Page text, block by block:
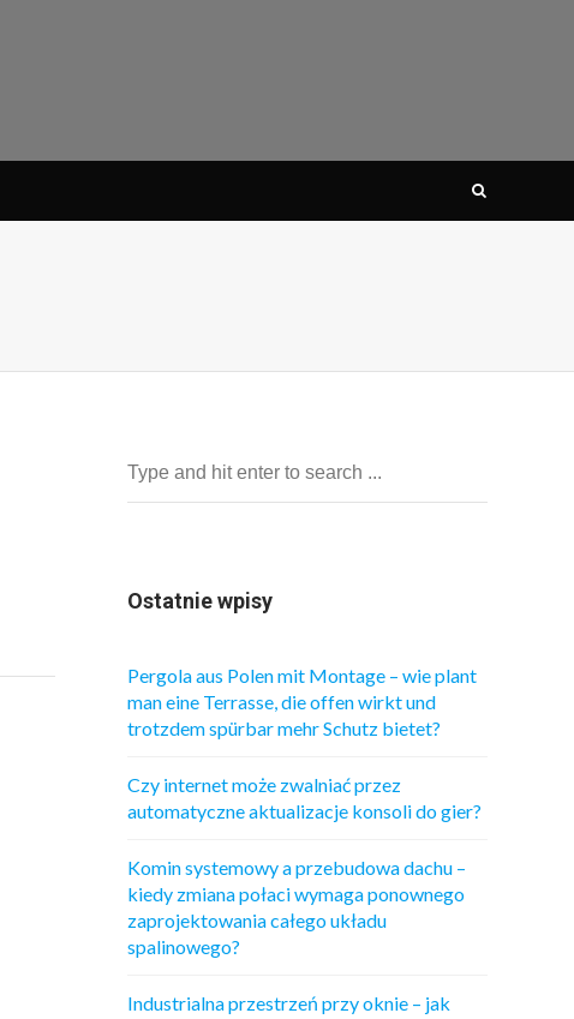
Ostatnie wpisy
Pergola aus Polen mit Montage – wie plant
man eine Terrasse, die offen wirkt und
trotzdem spürbar mehr Schutz bietet?
Czy internet może zwalniać przez
automatyczne aktualizacje konsoli do gier?
Komin systemowy a przebudowa dachu –
kiedy zmiana połaci wymaga ponownego
zaprojektowania całego układu
spalinowego?
Industrialna przestrzeń przy oknie – jak